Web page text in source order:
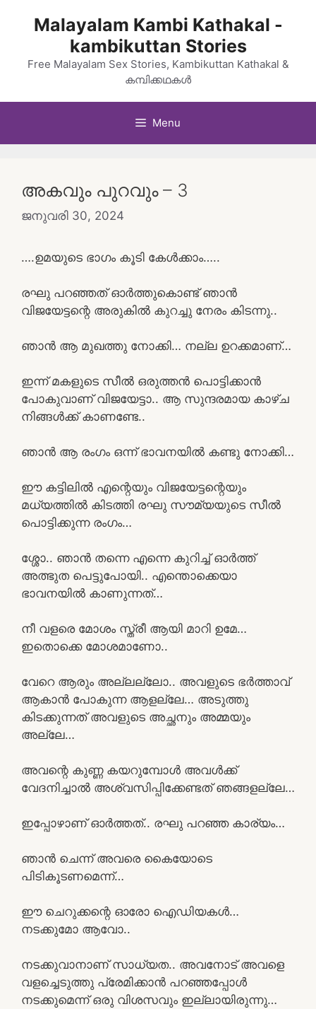
Malayalam Kambi Kathakal -
kambikuttan Stories
Free Malayalam Sex Stories, Kambikuttan Kathakal &
കമ്പിക്കഥകൾ
Menu
അകവും പുറവും – 3
ജനുവരി 30, 2024
….ഉമയുടെ ഭാഗം കൂടി കേൾക്കാം…..
രഘു പറഞ്ഞത് ഓർത്തുകൊണ്ട് ഞാൻ
വിജയേട്ടന്റെ അരുകിൽ കുറച്ചു നേരം കിടന്നു..
ഞാൻ ആ മുഖത്തു നോക്കി… നല്ല ഉറക്കമാണ്…
ഇന്ന്‌ മകളുടെ സീൽ ഒരുത്തൻ പൊട്ടിക്കാൻ
പോകുവാണ് വിജയേട്ടാ.. ആ സുന്ദരമായ കാഴ്ച
നിങ്ങൾക്ക് കാണണ്ടേ..
ഞാൻ ആ രംഗം ഒന്ന് ഭാവനയിൽ കണ്ടു നോക്കി…
ഈ കട്ടിലിൽ എന്റെയും വിജയേട്ടന്റെയും
മധ്യത്തിൽ കിടത്തി രഘു സൗമ്യയുടെ സീൽ
പൊട്ടിക്കുന്ന രംഗം…
ശ്ശോ.. ഞാൻ തന്നെ എന്നെ കുറിച്ച് ഓർത്ത്‌
അത്ഭുത പെട്ടുപോയി.. എന്തൊക്കെയാ
ഭാവനയിൽ കാണുന്നത്…
നീ വളരെ മോശം സ്ത്രീ ആയി മാറി ഉമേ…
ഇതൊക്കെ മോശമാണോ..
വേറെ ആരും അല്ലല്ലോ.. അവളുടെ ഭർത്താവ്
ആകാൻ പോകുന്ന ആളല്ലേ… അടുത്തു
കിടക്കുന്നത് അവളുടെ അച്ഛനും അമ്മയും
അല്ലേ…
അവന്റെ കുണ്ണ കയറുമ്പോൾ അവൾക്ക്
വേദനിച്ചാൽ അശ്വസിപ്പിക്കേണ്ടത് ഞങ്ങളല്ലേ…
ഇപ്പോഴാണ് ഓർത്തത്.. രഘു പറഞ്ഞ കാര്യം…
ഞാൻ ചെന്ന് അവരെ കൈയോടെ
പിടികൂടണമെന്ന്…
ഈ ചെറുക്കന്റെ ഓരോ ഐഡിയകൾ…
നടക്കുമോ ആവോ..
നടക്കുവാനാണ് സാധ്യത.. അവനോട്‌ അവളെ
വളച്ചെടുത്തു പ്രേമിക്കാൻ പറഞ്ഞപ്പോൾ
നടക്കുമെന്ന് ഒരു വിശസവും ഇല്ലായിരുന്നു…